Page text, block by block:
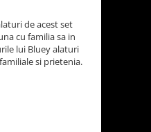
de acest set
cu familia sa in
lui Bluey alaturi
si prietenia.